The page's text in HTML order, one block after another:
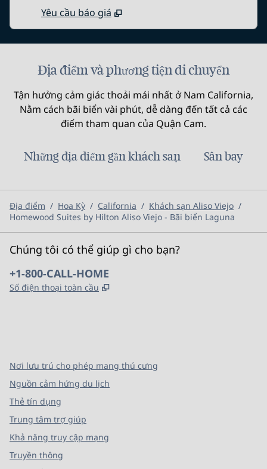
Yêu cầu báo giá
Địa điểm và phương tiện di chuyển
Tận hưởng cảm giác thoải mái nhất ở Nam California,
Nằm cách bãi biển vài phút, dễ dàng đến tất cả các
điểm tham quan của Quận Cam.
Những địa điểm gần khách sạn Sân bay
Địa điểm / Hoa Kỳ / California / Khách sạn Aliso Viejo /
Homewood Suites by Hilton Aliso Viejo - Bãi biển Laguna
Chúng tôi có thể giúp gì cho bạn?
Điện thoại:
+1-800-CALL-HOME
Số điện thoại toàn cầu ,
Nơi lưu trú cho phép mang thú cưng
Nguồn cảm hứng du lịch
Thẻ tín dụng
Trung tâm trợ giúp
Khả năng truy cập mạng
Truyền thông